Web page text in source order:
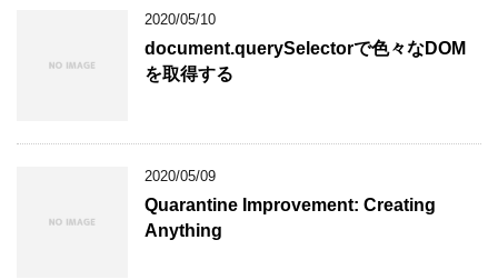
2020/05/10
document.querySelectorで色々なDOM
を取得する
2020/05/09
Quarantine Improvement: Creating
Anything